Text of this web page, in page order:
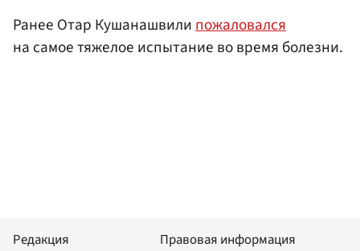
Ранее Отар Кушанашвилипожаловался
на самое тяжелое испытание во время болезни.
Редакция
Правовая информация